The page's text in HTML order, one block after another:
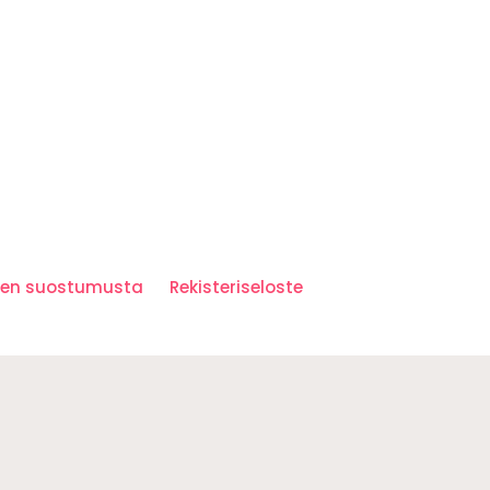
suostumusta Rekisteriseloste